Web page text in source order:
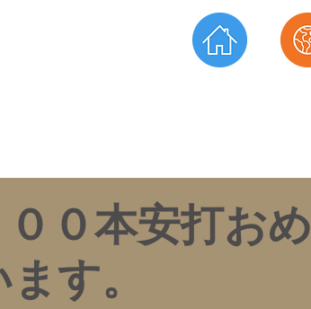
０本安打おめ
す。